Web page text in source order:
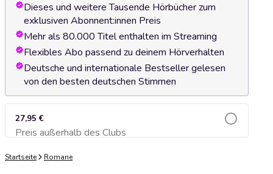
Dieses und weitere Tausende Hörbücher zum
exklusiven Abonnent:innen Preis
Mehr als 80.000 Titel enthalten im Streaming
Flexibles Abo passend zu deinem Hörverhalten
Deutsche und internationale Bestseller gelesen
von den besten deutschen Stimmen
27,95 €
Preis außerhalb des ClubsZum Warenkorb hinzufügen
Startseite Romane